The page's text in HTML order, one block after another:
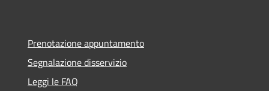
Prenotazione appuntamento
Segnalazione disservizio
Leggi le FAQ